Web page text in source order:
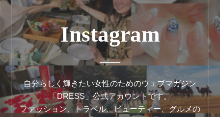
Instagram
自分らしく輝きたい女性のためのウェブマガジン
「DRESS」公式アカウントです。
ファッション、トラベル、ビューティー、グルメの